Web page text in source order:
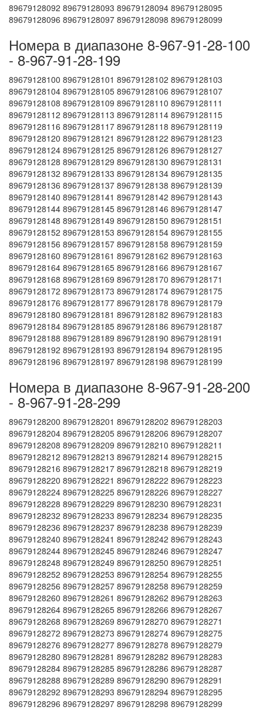
89679128092 89679128093 89679128094 89679128095
89679128096 89679128097 89679128098 89679128099
Номера в диапазоне 8-967-91-28-100
- 8-967-91-28-199
89679128100 89679128101 89679128102 89679128103
89679128104 89679128105 89679128106 89679128107
89679128108 89679128109 89679128110 89679128111
89679128112 89679128113 89679128114 89679128115
89679128116 89679128117 89679128118 89679128119
89679128120 89679128121 89679128122 89679128123
89679128124 89679128125 89679128126 89679128127
89679128128 89679128129 89679128130 89679128131
89679128132 89679128133 89679128134 89679128135
89679128136 89679128137 89679128138 89679128139
89679128140 89679128141 89679128142 89679128143
89679128144 89679128145 89679128146 89679128147
89679128148 89679128149 89679128150 89679128151
89679128152 89679128153 89679128154 89679128155
89679128156 89679128157 89679128158 89679128159
89679128160 89679128161 89679128162 89679128163
89679128164 89679128165 89679128166 89679128167
89679128168 89679128169 89679128170 89679128171
89679128172 89679128173 89679128174 89679128175
89679128176 89679128177 89679128178 89679128179
89679128180 89679128181 89679128182 89679128183
89679128184 89679128185 89679128186 89679128187
89679128188 89679128189 89679128190 89679128191
89679128192 89679128193 89679128194 89679128195
89679128196 89679128197 89679128198 89679128199
Номера в диапазоне 8-967-91-28-200
- 8-967-91-28-299
89679128200 89679128201 89679128202 89679128203
89679128204 89679128205 89679128206 89679128207
89679128208 89679128209 89679128210 89679128211
89679128212 89679128213 89679128214 89679128215
89679128216 89679128217 89679128218 89679128219
89679128220 89679128221 89679128222 89679128223
89679128224 89679128225 89679128226 89679128227
89679128228 89679128229 89679128230 89679128231
89679128232 89679128233 89679128234 89679128235
89679128236 89679128237 89679128238 89679128239
89679128240 89679128241 89679128242 89679128243
89679128244 89679128245 89679128246 89679128247
89679128248 89679128249 89679128250 89679128251
89679128252 89679128253 89679128254 89679128255
89679128256 89679128257 89679128258 89679128259
89679128260 89679128261 89679128262 89679128263
89679128264 89679128265 89679128266 89679128267
89679128268 89679128269 89679128270 89679128271
89679128272 89679128273 89679128274 89679128275
89679128276 89679128277 89679128278 89679128279
89679128280 89679128281 89679128282 89679128283
89679128284 89679128285 89679128286 89679128287
89679128288 89679128289 89679128290 89679128291
89679128292 89679128293 89679128294 89679128295
89679128296 89679128297 89679128298 89679128299